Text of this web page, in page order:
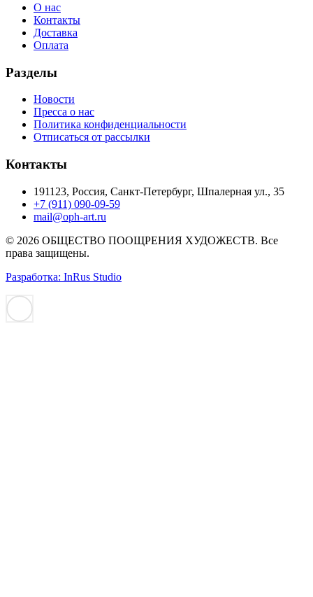
О нас
Контакты
Доставка
Оплата
Разделы
Новости
Пресса о нас
Политика конфиденциальности
Отписаться от рассылки
Контакты
191123, Россия, Санкт-Петербург, Шпалерная ул., 35
+7 (911) 090-09-59
mail@oph-art.ru
© 2026 ОБЩЕСТВО ПООЩРЕНИЯ ХУДОЖЕСТВ. Все
права защищены.
Разработка: InRus Studio